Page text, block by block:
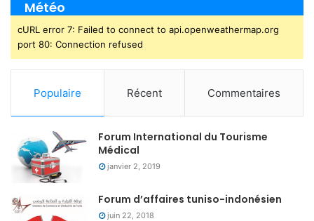
Météo
cURL error 7: Failed to connect to api.openweathermap.org
port 80: Connection refused
Populaire Récent Commentaires
Forum International du Tourisme
Médical
janvier 2, 2019
Forum d’affaires tuniso-indonésien
juin 22, 2018